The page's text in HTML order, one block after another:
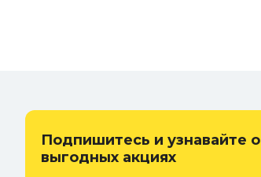
Подпишитесь и узнавайте о
выгодных акциях